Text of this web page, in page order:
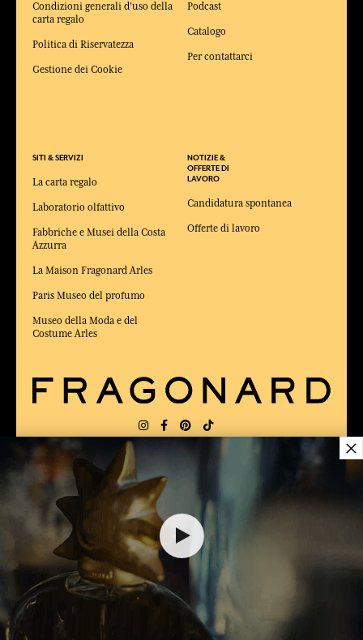
12,00 €
AGGIUNGERE AL CARRELLO
Condizioni generali d'uso della
carta regalo
Politica di Riservatezza
Gestione dei Cookie
SITI & SERVIZI
La carta regalo
Laboratorio olfattivo
Fabbriche e Musei della Costa
Azzurra
La Maison Fragonard Arles
Paris Museo del profumo
Museo della Moda e del
Costume Arles
Podcast
Catalogo
Per contattarci
NOTIZIE &
OFFERTE DI
LAVORO
Candidatura spontanea
Offerte di lavoro
CONSEGNA: FR
ELETTO MIGLIOR SITO DI COMMERCIO
Online 2025 dalla rivista Capital
×